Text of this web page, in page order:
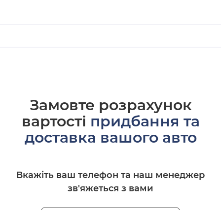
Замовте розрахунок
вартості придбання та
доставка вашого авто
Вкажіть ваш телефон та наш менеджер
зв'яжеться з вами